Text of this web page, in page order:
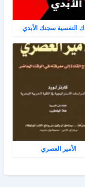
النفسية سجنك الأبدي
الأمير العصري